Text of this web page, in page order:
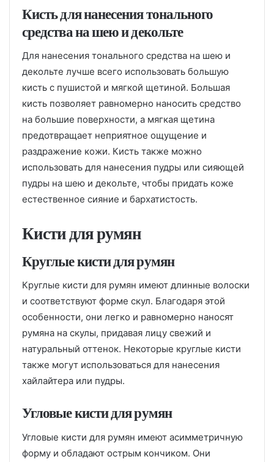
Кисть для нанесения тонального
средства на шею и декольте
Для нанесения тонального средства на шею и
декольте лучше всего использовать большую
кисть с пушистой и мягкой щетиной. Большая
кисть позволяет равномерно наносить средство
на большие поверхности, а мягкая щетина
предотвращает неприятное ощущение и
раздражение кожи. Кисть также можно
использовать для нанесения пудры или сияющей
пудры на шею и декольте, чтобы придать коже
естественное сияние и бархатистость.
Кисти для румян
Круглые кисти для румян
Круглые кисти для румян имеют длинные волоски
и соответствуют форме скул. Благодаря этой
особенности, они легко и равномерно наносят
румяна на скулы, придавая лицу свежий и
натуральный оттенок. Некоторые круглые кисти
также могут использоваться для нанесения
хайлайтера или пудры.
Угловые кисти для румян
Угловые кисти для румян имеют асимметричную
форму и обладают острым кончиком. Они